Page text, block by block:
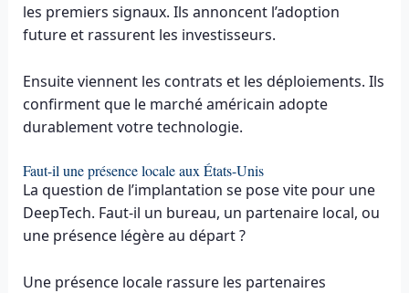
les premiers signaux. Ils annoncent l’adoption
future et rassurent les investisseurs.
Ensuite viennent les contrats et les déploiements. Ils
confirment que le marché américain adopte
durablement votre technologie.
Faut-il une présence locale aux États-Unis
La question de l’implantation se pose vite pour une
DeepTech. Faut-il un bureau, un partenaire local, ou
une présence légère au départ ?
Une présence locale rassure les partenaires